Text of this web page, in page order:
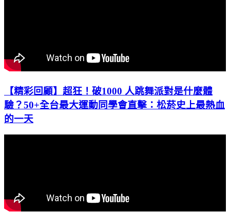
【精彩回顧】超狂！破1000 人跳舞派對是什麼體
驗？50+全台最大運動同學會直擊：松菸史上最熱血
的一天